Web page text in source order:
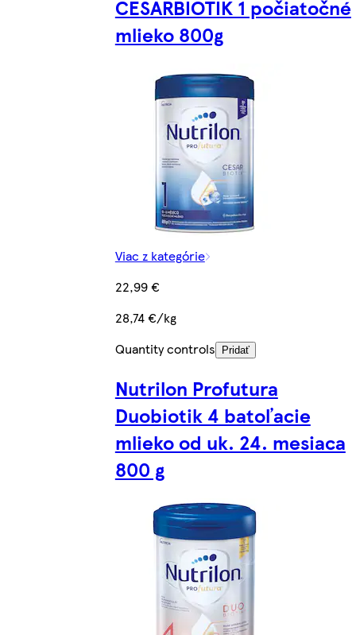
CESARBIOTIK 1 počiatočné
mlieko 800g
Viac z kategórie
22,99 €
28,74 €/kg
Quantity controls
Pridať
Nutrilon Profutura
Duobiotik 4 batoľacie
mlieko od uk. 24. mesiaca
800 g